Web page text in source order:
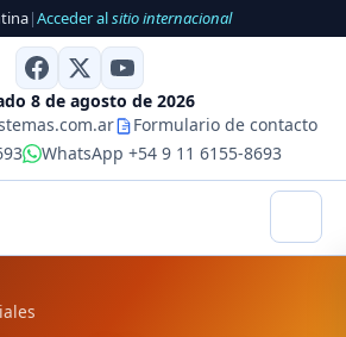
|Acceder alsitio internacional
8 de agosto de 2026
Formulario de contacto
WhatsApp +54 9 11 6155-8693